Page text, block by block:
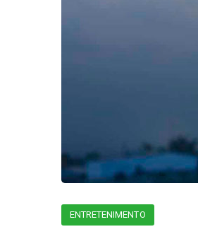
ENTRETENIMENTO